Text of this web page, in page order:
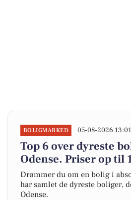
BOLIGMARKED 05-08-2026 13:01
Top 6 over dyreste
Odense. Priser op til
Drømmer du om en bolig i
har samlet de dyreste boliger,
Odense.